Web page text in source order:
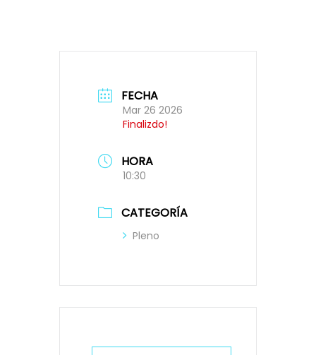
FECHA
Mar 26 2026
Finalizdo!
HORA
10:30
CATEGORÍA
Pleno